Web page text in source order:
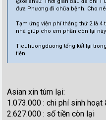
đưa Phương đi chữa bệnh. Cho
Tạm ứng viện phí tháng thứ 2 là 4
nhà giúp cho em phần còn lại này.
Tieuhuongduong tổng kết lại
tiện.
Asian xin túm lại:
1.073.000 : chi phí sinh hoạt
2.627.000 : số tiền còn lại